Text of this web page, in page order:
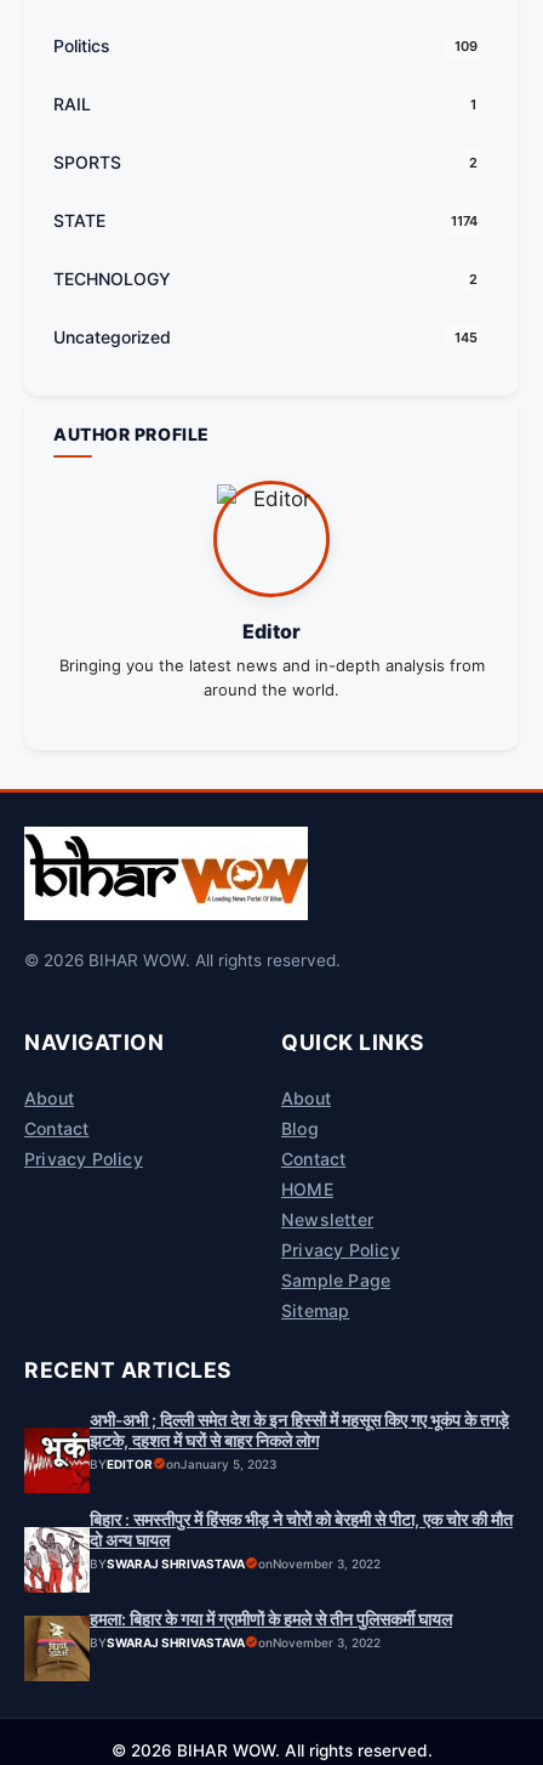
Politics 109
RAIL 1
SPORTS 2
STATE 1174
TECHNOLOGY 2
Uncategorized 145
AUTHOR PROFILE
Editor
Bringing you the latest news and in-depth analysis from
around the world.
© 2026 BIHAR WOW. All rights reserved.
NAVIGATION
About
Contact
Privacy Policy
QUICK LINKS
About
Blog
Contact
HOME
Newsletter
Privacy Policy
Sample Page
Sitemap
RECENT ARTICLES
अभी-अभी ; दिल्ली समेत देश के इन हिस्सों में महसूस किए गए भूकंप के तगड़े
झटके, दहशत में घरों से बाहर निकले लोग
BYEDITOR onJanuary 5, 2023
बिहार : समस्तीपुर में हिंसक भीड़ ने चोरों को बेरहमी से पीटा, एक चोर की मौत
दो अन्य घायल
BYSWARAJ SHRIVASTAVA onNovember 3, 2022
हमला: बिहार के गया में ग्रामीणों के हमले से तीन पुलिसकर्मी घायल
BYSWARAJ SHRIVASTAVA onNovember 3, 2022
© 2026 BIHAR WOW. All rights reserved.